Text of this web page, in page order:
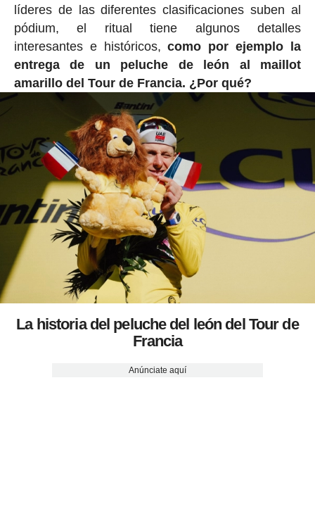
líderes de las diferentes clasificaciones suben al
pódium, el ritual tiene algunos detalles
interesantes e históricos,como por ejemplo la
entrega de un peluche de león al maillot
amarillo del Tour de Francia. ¿Por qué?
La historia del peluche del león del Tour de
Francia
Anúnciate aquí